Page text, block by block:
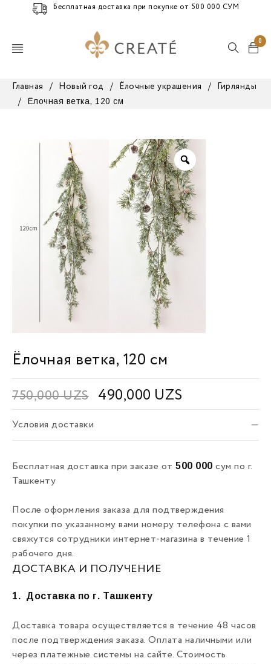
Бесплатная доставка при покупке от 500 000 СУМ
0
Главная / Новый год / Ёлочные украшения /
Гирлянды
/
Ёлочная ветка, 120 см
Ёлочная ветка, 120 см
750,000UZS 490,000 UZS
Условия доставки
Бесплатная доставка при заказе от 500 000 сум по г.
Ташкенту
После оформления заказа для подтверждения
покупки по указанному вами номеру телефона с вами
свяжутся сотрудники интернет-магазина в течение 1
рабочего дня.
ДОСТАВКА И ПОЛУЧЕНИЕ
1. Доставка по г. Ташкенту
Доставка товара осуществляется в течение 48 часов
после подтверждения заказа. Оплата наличными или
через платежные системы на сайте. Стоимость